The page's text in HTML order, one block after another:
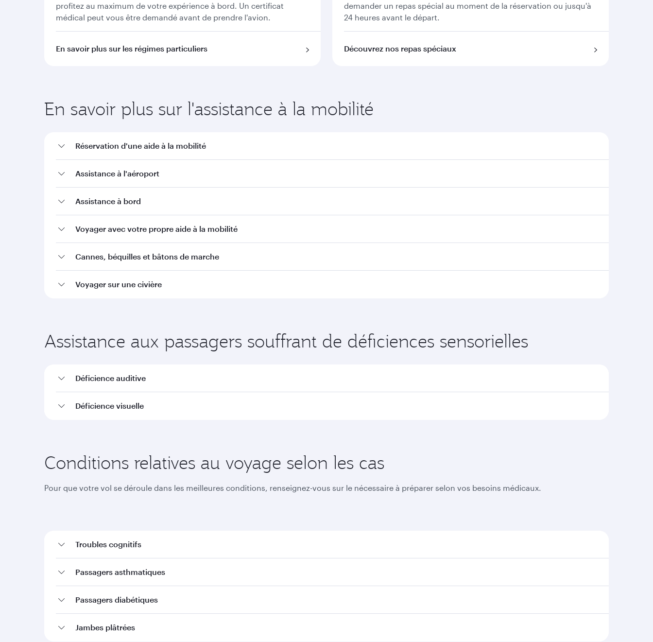
profitez au maximum de votre expérience à bord. Un certificat
médical peut vous être demandé avant de prendre l'avion.
En savoir plus sur les régimes particuliers
demander un repas spécial au moment de la réservation ou jusqu'à
24 heures avant le départ.
Découvrez nos repas spéciaux
En savoir plus sur l'assistance à la mobilité
Réservation d'une aide à la mobilité
Assistance à l'aéroport
Assistance à bord
Voyager avec votre propre aide à la mobilité
Cannes, béquilles et bâtons de marche
Voyager sur une civière
Assistance aux passagers souffrant de déficiences sensorielles
Déficience auditive
Déficience visuelle
Conditions relatives au voyage selon les cas
Pour que votre vol se déroule dans les meilleures conditions, renseignez-vous sur le nécessaire à préparer selon vos besoins médicaux.
Troubles cognitifs
Passagers asthmatiques
Passagers diabétiques
Jambes plâtrées